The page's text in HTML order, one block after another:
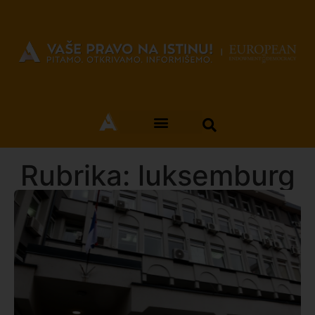
Rubrika: luksemburg